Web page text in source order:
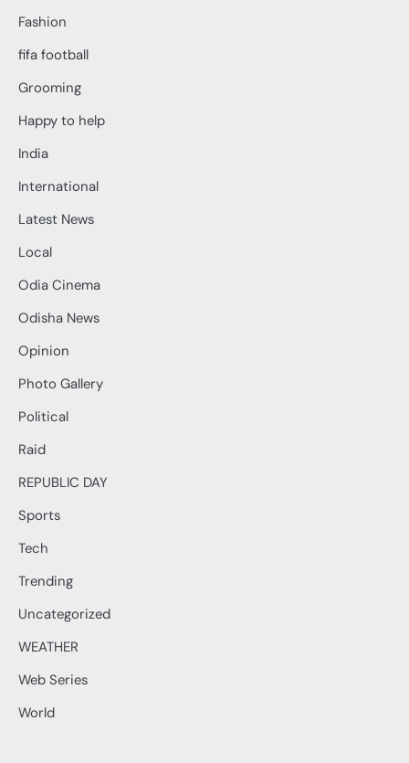
Fashion
fifa football
Grooming
Happy to help
India
International
Latest News
Local
Odia Cinema
Odisha News
Opinion
Photo Gallery
Political
Raid
REPUBLIC DAY
Sports
Tech
Trending
Uncategorized
WEATHER
Web Series
World